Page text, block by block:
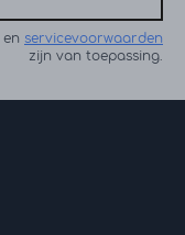
en servicevoorwaarden
zijn van toepassing.